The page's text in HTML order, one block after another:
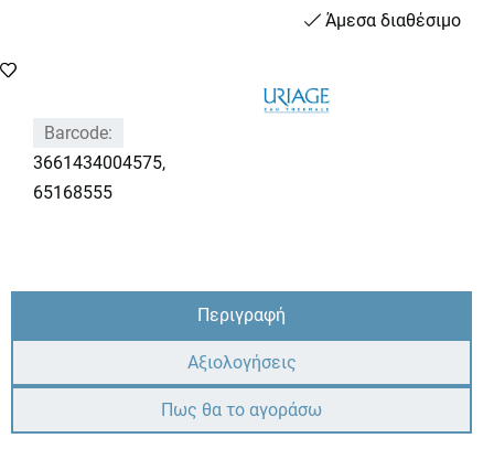
Άμεσα διαθέσιμο
Barcode:
3661434004575,
65168555
Περιγραφή
Αξιολογήσεις
Πως θα το αγοράσω